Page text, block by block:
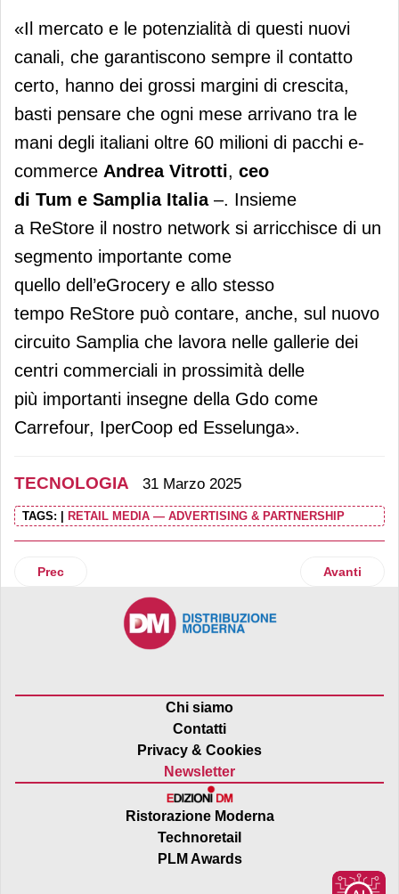
«Il mercato e le potenzialità di questi nuovi
canali, che garantiscono sempre il contatto
certo, hanno dei grossi margini di crescita,
basti pensare che ogni mese arrivano tra le
mani degli italiani oltre 60 milioni di pacchi e-
commerce Andrea Vitrotti, ceo
di Tum e Samplia Italia–. Insieme
a ReStore il nostro network si arricchisce di un
segmento importante come
quello dell’eGrocery e allo stesso
tempo ReStore può contare, anche, sul nuovo
circuito Samplia che lavora nelle gallerie dei
centri commerciali in prossimità delle
più importanti insegne della Gdo come
Carrefour, IperCoop ed Esselunga».
TECNOLOGIA 31 Marzo 2025
TAGS: RETAIL MEDIA — ADVERTISING & PARTNERSHIP
Articolo precedente: Adkaora e Klarna, partnership per il
Prec Articolo
Avanti
Chi siamo
Contatti
Privacy & Cookies
Newsletter
Ristorazione Moderna
Technoretail
PLM Awards